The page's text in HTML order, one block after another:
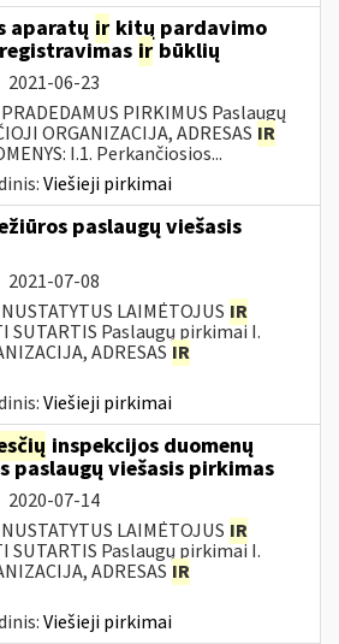
aparatų ir kitų pardavimo
ir būklių
2021-06-23
PIRKIMUS Paslaugų
ORGANIZACIJA, ADRESAS IR
I.1. Perkančiosios...
Viešieji pirkimai
paslaugų viešasis
2021-07-08
LAIMĖTOJUS IR
SUTARTIS Paslaugų pirkimai I.
ADRESAS IR
Viešieji pirkimai
inspekcijos duomenų
paslaugų viešasis pirkimas
2020-07-14
LAIMĖTOJUS IR
SUTARTIS Paslaugų pirkimai I.
ADRESAS IR
Viešieji pirkimai